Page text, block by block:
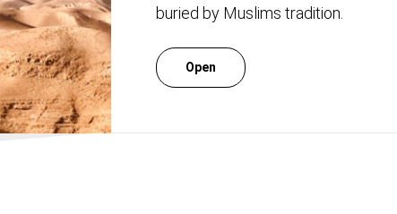
buried by Muslims tradition.
Open